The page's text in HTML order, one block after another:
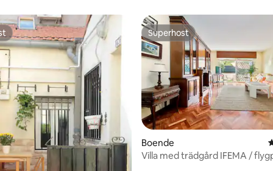
betyg, 30 omdömen
Superhost
Superhost
Boende
Villa med trädgård IFEMA /